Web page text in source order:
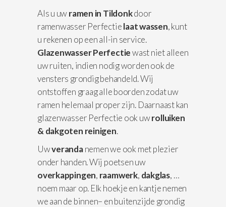
Als u uwramen in Tildonkdoor
ramenwasser Perfectielaat wassen, kunt
u rekenen op een all-in service.
Glazenwasser Perfectiewast niet alleen
uw ruiten, indien nodig worden ook de
vensters grondig behandeld. Wij
ontstoffen graag alle boorden zodat uw
ramen helemaal proper zijn. Daarnaast kan
glazenwasser Perfectie ook uwrolluiken
& dakgoten reinigen.
Uwverandanemen we ook met plezier
onder handen. Wij poetsen uw
overkappingen, raamwerk, dakglas, …
noem maar op. Elk hoekje en kantje nemen
we aan de binnen– en buitenzijde grondig